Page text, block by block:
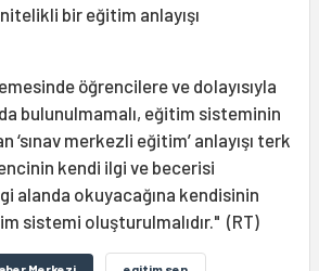
bir eğitim anlayışı
öğrencilere ve dolayısıyla
bulunulmamalı, eğitim sisteminin
‘sınav merkezli eğitim’ anlayışı terk
kendi ilgi ve becerisi
alanda okuyacağına kendisinin
sistemi oluşturulmalıdır." (RT)